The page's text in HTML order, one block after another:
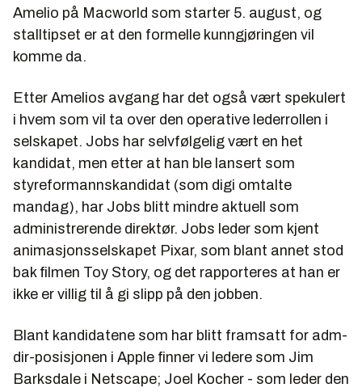
Amelio på Macworld som starter 5. august, og
stalltipset er at den formelle kunngjøringen vil
komme da.
Etter Amelios avgang har det også vært spekulert
i hvem som vil ta over den operative lederrollen i
selskapet. Jobs har selvfølgelig vært en het
kandidat, men etter at han ble lansert som
styreformannskandidat (som digi omtalte
mandag), har Jobs blitt mindre aktuell som
administrerende direktør. Jobs leder som kjent
animasjonsselskapet Pixar, som blant annet stod
bak filmen Toy Story, og det rapporteres at han er
ikke er villig til å gi slipp på den jobben.
Blant kandidatene som har blitt framsatt for adm-
dir-posisjonen i Apple finner vi ledere som Jim
Barksdale i Netscape; Joel Kocher - som leder den